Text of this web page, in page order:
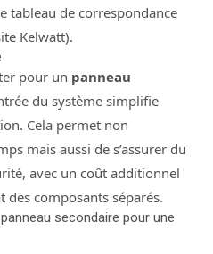
tableau de correspondance
Kelwatt).
pour un panneau
du système simplifie
Cela permet non
mais aussi de s’assurer du
avec un coût additionnel
des composants séparés.
secondaire pour une